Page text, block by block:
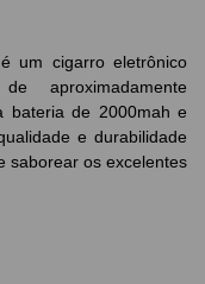
um cigarro eletrônico
aproximadamente
bateria de 2000mah e
e durabilidade
saborear os excelentes